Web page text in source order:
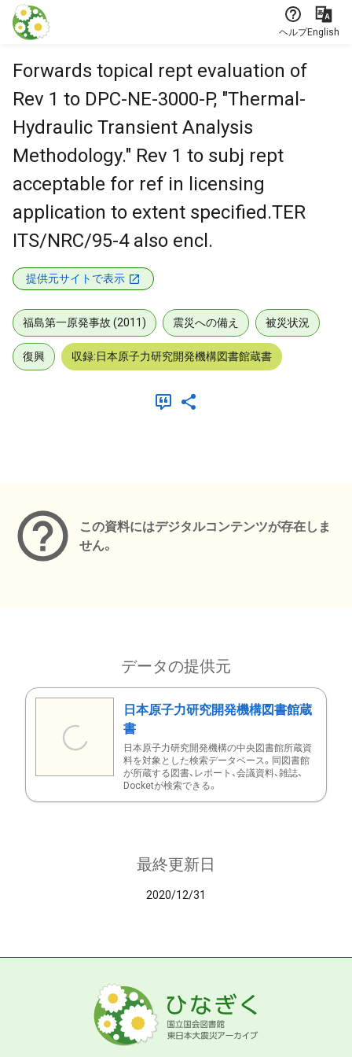
本文に飛ぶ
ヘルプEnglish
Forwards topical rept evaluation of
Rev 1 to DPC-NE-3000-P, "Thermal-
Hydraulic Transient Analysis
Methodology." Rev 1 to subj rept
acceptable for ref in licensing
application to extent specified.TER
ITS/NRC/95-4 also encl.
提供元サイトで表示
福島第一原発事故 (2011) 震災への備え 被災状況
復興 収録:日本原子力研究開発機構図書館蔵書
この資料にはデジタルコンテンツが存在しま
せん。
データの提供元
日本原子力研究開発機構図書館蔵
書
日本原子力研究開発機構の中央図書館所蔵資
料を対象とした検索データベース。同図書館
が所蔵する図書、レポート、会議資料、雑誌、
Docketが検索できる。
最終更新日
2020/12/31